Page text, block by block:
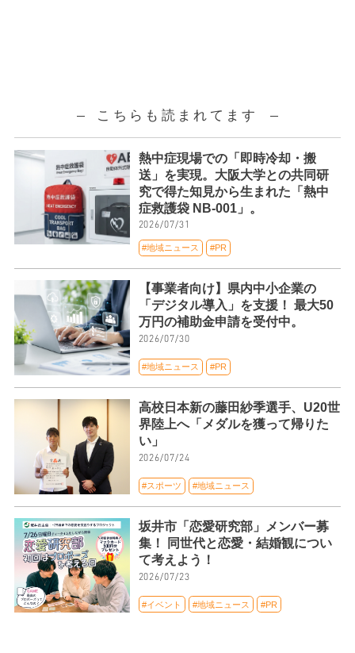
こちらも読まれてます
熱中症現場での「即時冷却・搬
送」を実現。大阪大学との共同研
究で得た知見から生まれた「熱中
症救護袋 NB-001」。
2026/07/31
#地域ニュース #PR
【事業者向け】県内中小企業の
「デジタル導入」を支援！ 最大50
万円の補助金申請を受付中。
2026/07/30
#地域ニュース #PR
高校日本新の藤田紗季選手、U20世
界陸上へ「メダルを獲って帰りた
い」
2026/07/24
#スポーツ #地域ニュース
坂井市「恋愛研究部」メンバー募
集！ 同世代と恋愛・結婚観につい
て考えよう！
2026/07/23
#イベント #地域ニュース #PR